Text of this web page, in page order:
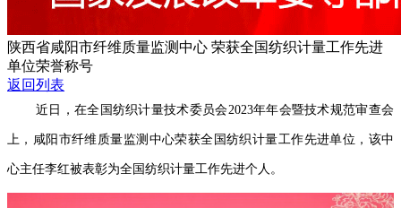
陕西省咸阳市纤维质量监测中心 荣获全国纺织计量工作先进
单位荣誉称号
返回列表
近日，在全国纺织计量技术委员会2023年年会暨技术规范审查会
上，咸阳市纤维质量监测中心荣获全国纺织计量工作先进单位，该中
心主任李红被表彰为全国纺织计量工作先进个人。